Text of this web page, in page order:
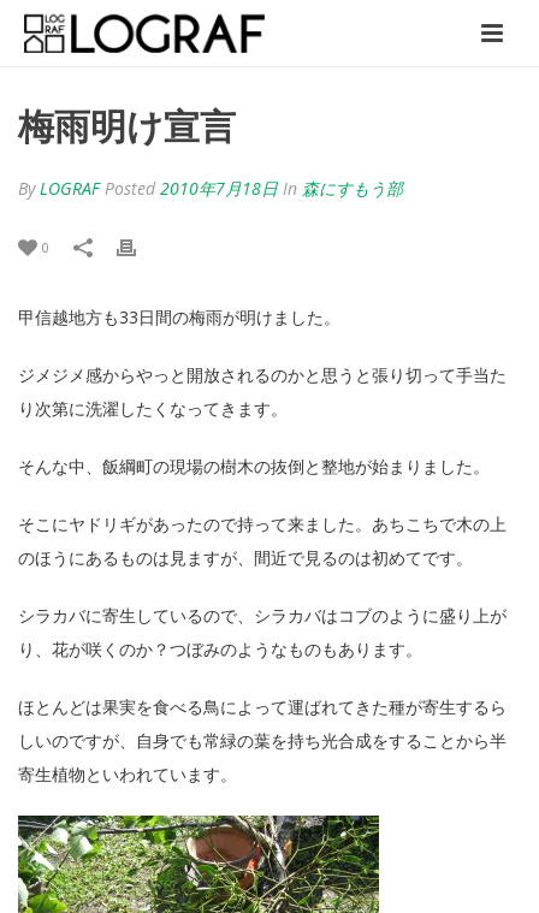
梅雨明け宣言
ByLOGRAF Posted 2010年7月18日 In 森にすもう部
0
甲信越地方も33日間の梅雨が明けました。
ジメジメ感からやっと開放されるのかと思うと張り切って手当た
り次第に洗濯したくなってきます。
そんな中、飯綱町の現場の樹木の抜倒と整地が始まりました。
そこにヤドリギがあったので持って来ました。あちこちで木の上
のほうにあるものは見ますが、間近で見るのは初めてです。
シラカバに寄生しているので、シラカバはコブのように盛り上が
り、花が咲くのか？つぼみのようなものもあります。
ほとんどは果実を食べる鳥によって運ばれてきた種が寄生するら
しいのですが、自身でも常緑の葉を持ち光合成をすることから半
寄生植物といわれています。